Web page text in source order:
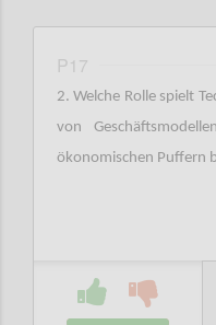
P17
2. Welche Rolle spielt
von
ökonomischen Puffern